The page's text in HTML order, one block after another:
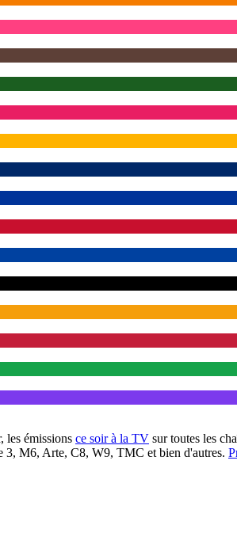
les émissions ce soir à la TV sur toutes les
3, M6, Arte, C8, W9, TMC et bien d'autres.